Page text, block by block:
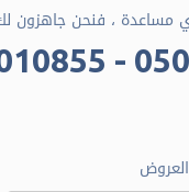
مساعدة ، فنحن جاهزون
-